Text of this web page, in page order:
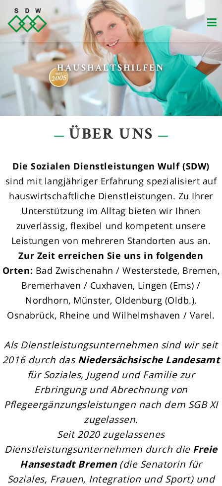
Zum
Inhalt
springen
VERSORGUNG VON SENIOREN
ÜBER UNS
Die Sozialen Dienstleistungen Wulf (SDW)
sind mit langjähriger Erfahrung spezialisiert auf
hauswirtschaftliche Dienstleistungen. Zu Ihrer
Unterstützung im Alltag bieten wir Ihnen
zuverlässig, flexibel und kompetent unsere
Leistungen von mehreren Standorten aus an.
Zur Zeit erreichen Sie uns in folgenden
Orten: Bad Zwischenahn / Westerstede, Bremen,
Bremerhaven / Cuxhaven, Lingen (Ems) /
Nordhorn, Münster, Oldenburg (Oldb.),
Osnabrück, Rheine und Wilhelmshaven / Varel.
Als Dienstleistungsunternehmen sind wir seit
2016 durch dasNiedersächsische Landesamt
für Soziales, Jugend und Familie zur
Erbringung und Abrechnung von
Pflegeergänzungsleistungen nach dem SGB XI
zugelassen.
Seit 2020 zugelassenes
Dienstleistungsunternehmen durch die Freie
Hansestadt Bremen(die Senatorin für
Soziales, Frauen, Integration und Sport) und